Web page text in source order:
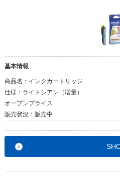
基本情報
商品名： インクカートリッジ
仕様： ライトシアン（増量）
オープンプライス
販売状況： 販売中